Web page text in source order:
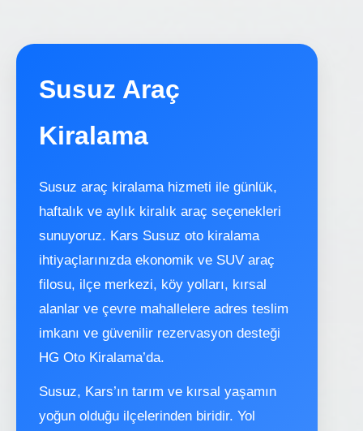
Susuz Araç
Kiralama
Susuz araç kiralama hizmeti ile günlük,
haftalık ve aylık kiralık araç seçenekleri
sunuyoruz. Kars Susuz oto kiralama
ihtiyaçlarınızda ekonomik ve SUV araç
filosu, ilçe merkezi, köy yolları, kırsal
alanlar ve çevre mahallelere adres teslim
imkanı ve güvenilir rezervasyon desteği
HG Oto Kiralama’da.
Susuz, Kars’ın tarım ve kırsal yaşamın
yoğun olduğu ilçelerinden biridir. Yol